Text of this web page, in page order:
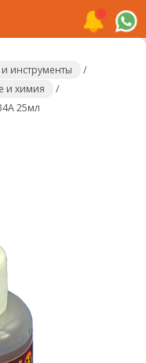
инструменты
/
и химия
/
25мл